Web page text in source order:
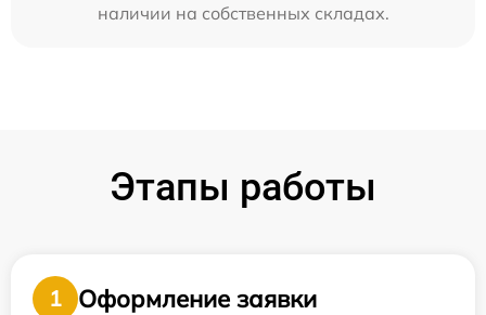
наличии на собственных складах.
Этапы работы
1
Оформление заявки